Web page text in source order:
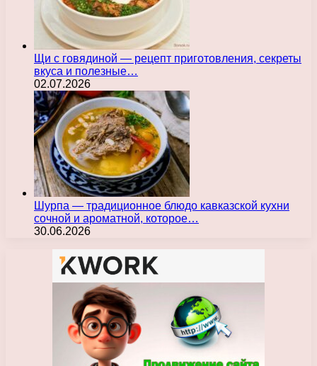
Щи с говядиной — рецепт приготовления, секреты
вкуса и полезные…
02.07.2026
Шурпа — традиционное блюдо кавказской кухни
сочной и ароматной, которое…
30.06.2026